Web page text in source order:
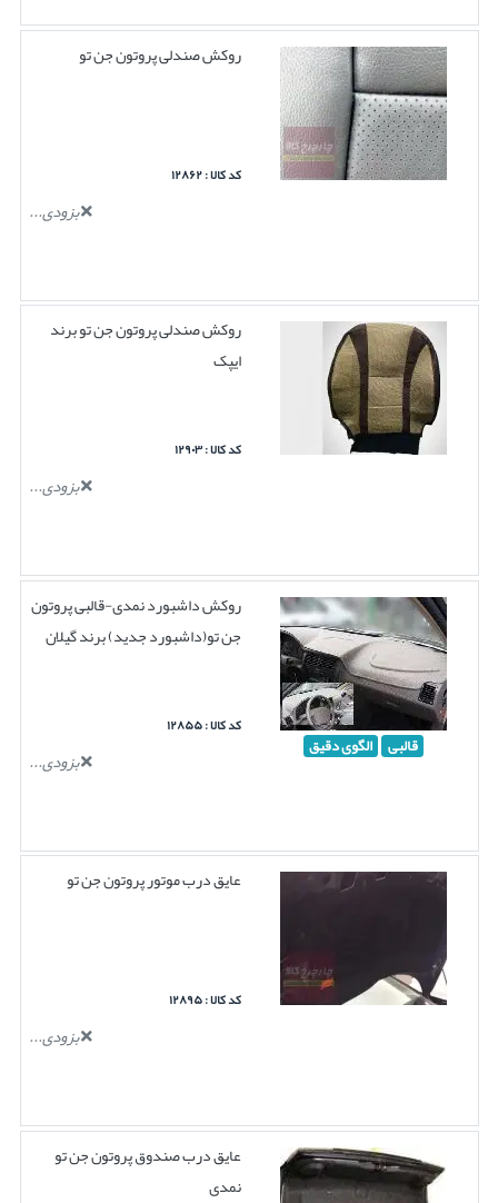
روکش صندلی پروتون جن تو
کد کالا : ۱۲۸۶۲
بزودی...
روکش صندلی پروتون جن تو برند
ایپک
کد کالا : ۱۲۹۰۳
بزودی...
قالبی الگوی دقیق
روکش داشبورد نمدی-قالبی پروتون
جن تو(داشبورد جدید) برند گیلان
کد کالا : ۱۲۸۵۵
بزودی...
عایق درب موتور پروتون جن تو
کد کالا : ۱۲۸۹۵
بزودی...
عایق درب صندوق پروتون جن تو
نمدی